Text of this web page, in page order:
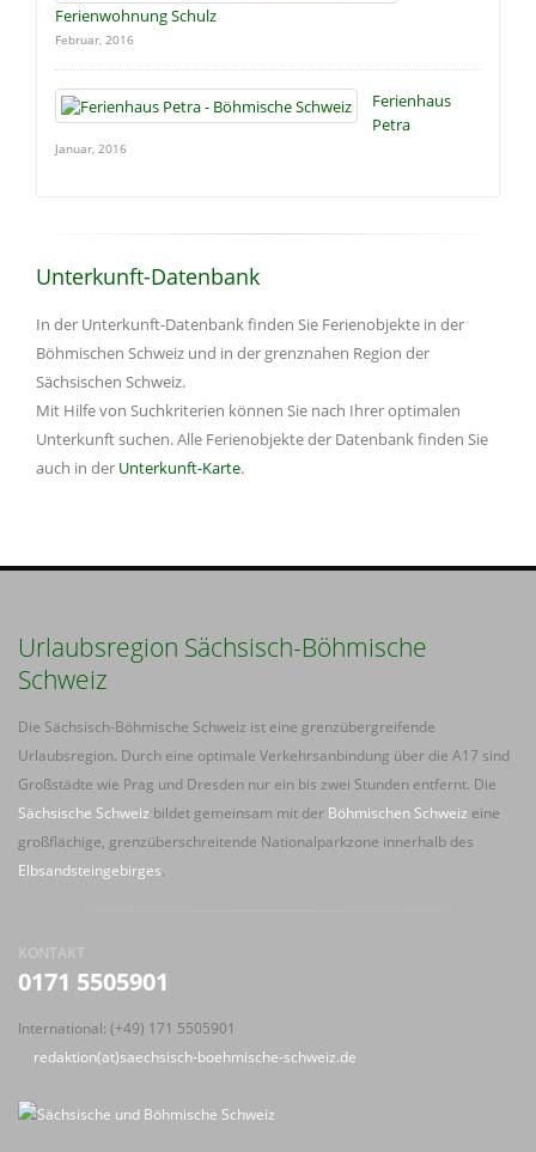
Ferienwohnung Schulz
Februar, 2016
Ferienhaus
Petra
Januar, 2016
Unterkunft-Datenbank
In der Unterkunft-Datenbank finden Sie Ferienobjekte in der
Böhmischen Schweiz und in der grenznahen Region der
Sächsischen Schweiz.
Mit Hilfe von Suchkriterien können Sie nach Ihrer optimalen
Unterkunft suchen. Alle Ferienobjekte der Datenbank finden Sie
auch in der Unterkunft-Karte.
Urlaubsregion Sächsisch-Böhmische
Schweiz
Die Sächsisch-Böhmische Schweiz ist eine grenzübergreifende
Urlaubsregion. Durch eine optimale Verkehrsanbindung über die A17 sind
Großstädte wie Prag und Dresden nur ein bis zwei Stunden entfernt. Die
Sächsische Schweiz bildet gemeinsam mit der Böhmischen Schweiz eine
großflächige, grenzüberschreitende Nationalparkzone innerhalb des
Elbsandsteingebirges.
KONTAKT
0171 5505901
International: (+49) 171 5505901
redaktion(at)saechsisch-boehmische-schweiz.de